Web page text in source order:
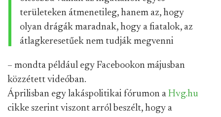
területeken átmenetileg, hanem az, hogy
olyan drágák maradnak, hogy a fiatalok, az
átlagkeresetűek nem tudják megvenni
– mondta például egy Facebookon májusban
közzétett videóban.
Áprilisban egy lakáspolitikai fórumon a Hvg.hu
cikke szerint viszont arról beszélt, hogy a